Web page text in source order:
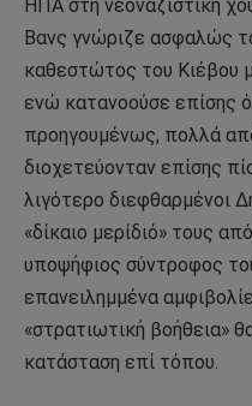
ΗΠΑ στη νεοναζιστική
Βανς γνώριζε ασφαλώς
καθεστώτος του Κιέβου
ενώ κατανοούσε επίσης
προηγουμένως, πολλά
διοχετεύονταν επίσης
λιγότερο διεφθαρμένοι
«δίκαιο μερίδιό» τους
υποψήφιος σύντροφος
επανειλημμένα
«στρατιωτική βοήθεια»
κατάσταση επί τόπου.